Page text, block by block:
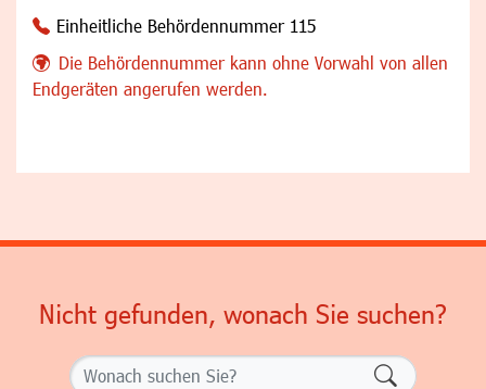
Einheitliche Behördennummer 115
Die Behördennummer kann ohne Vorwahl von allen
Endgeräten angerufen werden.
Nicht gefunden, wonach Sie suchen?